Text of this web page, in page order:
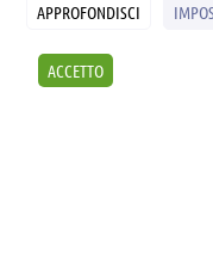
Sintesi e liberatorie
APPROFONDISCI
ACCETTO